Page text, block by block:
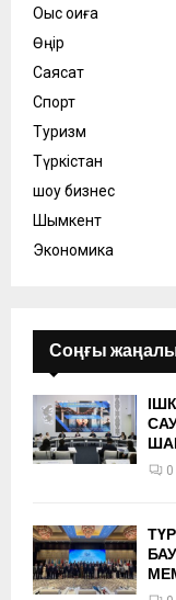
Оқыс оқиға
Өңір
Саясат
Спорт
Туризм
Түркістан
шоу бизнес
Шымкент
Экономика
Соңғы
0